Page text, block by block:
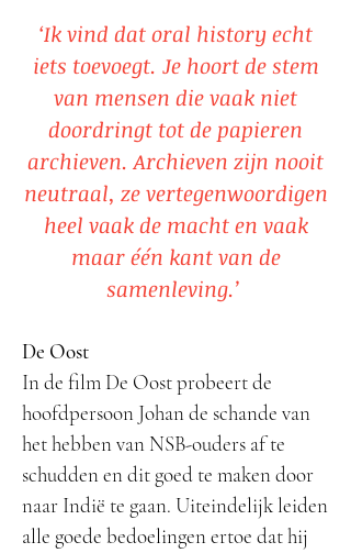
‘Ik vind dat oral history echt
iets toevoegt. Je hoort de stem
van mensen die vaak niet
doordringt tot de papieren
archieven. Archieven zijn nooit
neutraal, ze vertegenwoordigen
heel vaak de macht en vaak
maar één kant van de
samenleving.’
De Oost
In de film De Oost probeert de
hoofdpersoon Johan de schande van
het hebben van NSB-ouders af te
schudden en dit goed te maken door
naar Indië te gaan. Uiteindelijk leiden
alle goede bedoelingen ertoe dat hij